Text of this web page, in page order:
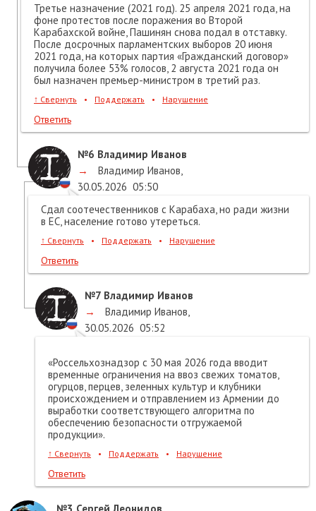
Третье назначение (2021 год). 25 апреля 2021 года, на
фоне протестов после поражения во Второй
Карабахской войне, Пашинян снова подал в отставку.
После досрочных парламентских выборов 20 июня
2021 года, на которых партия «Гражданский договор»
получила более 53% голосов, 2 августа 2021 года он
был назначен премьер-министром в третий раз.
↑ Свернуть • Поддержать • Нарушение
Ответить
№6 Владимир Иванов
→
Владимир Иванов,
30.05.2026 05:50
Сдал соотечественников с Карабаха, но ради жизни
в ЕС, население готово утереться.
↑ Свернуть • Поддержать • Нарушение
Ответить
№7 Владимир Иванов
→
Владимир Иванов,
30.05.2026 05:52
«Россельхознадзор с 30 мая 2026 года вводит
временные ограничения на ввоз свежих томатов,
огурцов, перцев, зеленных культур и клубники
происхождением и отправлением из Армении до
выработки соответствующего алгоритма по
обеспечению безопасности отгружаемой
продукции».
↑ Свернуть • Поддержать • Нарушение
Ответить